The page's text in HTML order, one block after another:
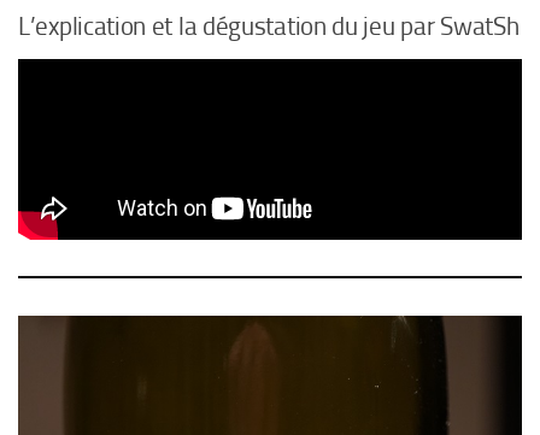
L’explication et la dégustation du jeu par SwatSh